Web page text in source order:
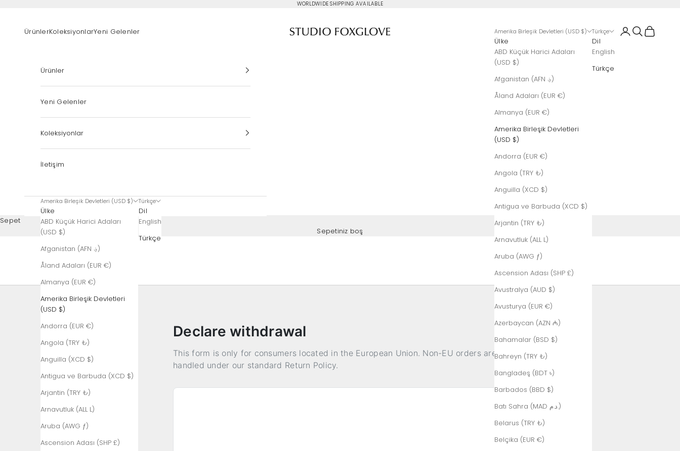
WORLDWIDE SHIPPING AVAILABLE
ÜrünlerKoleksiyonlarYeni Gelenler Amerika Birleşik Devletleri (USD $)
Ülke
ABD Küçük Harici Adaları
(USD $)
Afganistan (AFN ؋)
Åland Adaları (EUR €)
Almanya (EUR €)
Amerika Birleşik Devletleri
(USD $)
Andorra (EUR €)
Angola (TRY ₺)
Anguilla (XCD $)
Antigua ve Barbuda (XCD $)
Arjantin (TRY ₺)
Arnavutluk (ALL L)
Aruba (AWG ƒ)
Ascension Adası (SHP £)
Avustralya (AUD $)
Avusturya (EUR €)
Azerbaycan (AZN ₼)
Bahamalar (BSD $)
Bahreyn (TRY ₺)
Bangladeş (BDT ৳)
Barbados (BBD $)
Batı Sahra (MAD د.م.)
Belarus (TRY ₺)
Belçika (EUR €)
Türkçe
Dil
English
Türkçe
Giriş Yap
Ara Sepet
Ürünler
Yeni Gelenler
Koleksiyonlar
İletişim
Amerika Birleşik Devletleri (USD $)
Ülke
ABD Küçük Harici Adaları
(USD $)
Afganistan (AFN ؋)
Åland Adaları (EUR €)
Almanya (EUR €)
Amerika Birleşik Devletleri
(USD $)
Andorra (EUR €)
Angola (TRY ₺)
Anguilla (XCD $)
Antigua ve Barbuda (XCD $)
Arjantin (TRY ₺)
Arnavutluk (ALL L)
Aruba (AWG ƒ)
Ascension Adası (SHP £)
Türkçe
Dil
English
Türkçe
Sepet
Sepetiniz boş
Declare withdrawal
This form is only for consumers located in the European Union. Non-EU orders are
handled under our standard Return Policy.